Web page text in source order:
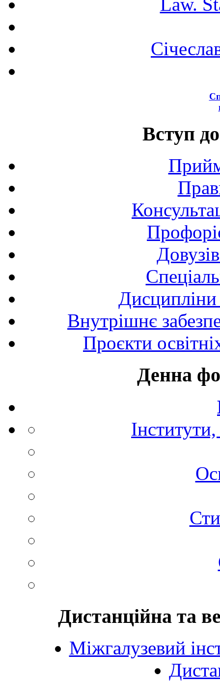
Law.
Вступ
Внутрішнє
Проєкти
Денна
Дистанційна та
Міжгалузевий